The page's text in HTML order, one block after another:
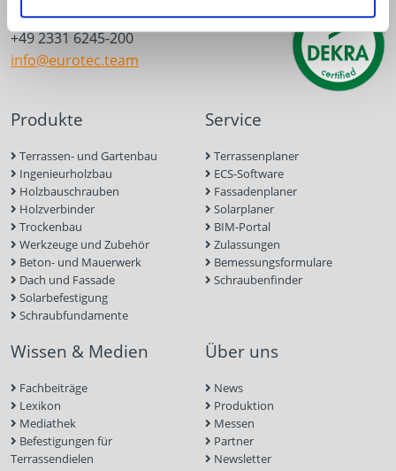
+49 2331 6245-0
+49 2331 6245-200
info@eurotec.team
Produkte
Terrassen- und Gartenbau
Ingenieurholzbau
Holzbauschrauben
Holzverbinder
Trockenbau
Werkzeuge und Zubehör
Beton- und Mauerwerk
Dach und Fassade
Solarbefestigung
Schraubfundamente
Service
Terrassenplaner
ECS-Software
Fassadenplaner
Solarplaner
BIM-Portal
Zulassungen
Bemessungsformulare
Schraubenfinder
Wissen & Medien
Fachbeiträge
Lexikon
Mediathek
Befestigungen für
Terrassendielen
Über uns
News
Produktion
Messen
Partner
Newsletter